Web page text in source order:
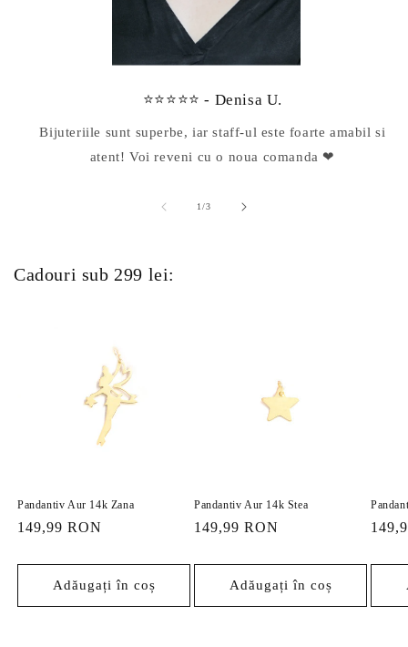
⭐⭐⭐⭐⭐ - Denisa U.
Bijuteriile sunt superbe, iar staff-ul este foarte amabil si
atent! Voi reveni cu o noua comanda ❤
1/din
3
Cadouri sub 299 lei:
Pandantiv Aur 14k Zana
Preț
149,99 RON
Adăugați în coș
Pandantiv Aur 14k Stea
Preț
149,99 RON
Adăugați în coș
Preț